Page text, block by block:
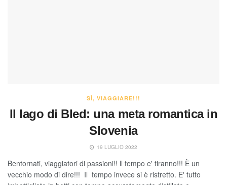
SÌ, VIAGGIARE!!!
Il lago di Bled: una meta romantica in
Slovenia
19 LUGLIO 2022
Bentornati, viaggiatori di passioni!! ll tempo e' tiranno!!! È un
vecchio modo di dire!!! Il tempo invece si è ristretto. E' tutto